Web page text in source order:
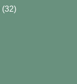
(32)